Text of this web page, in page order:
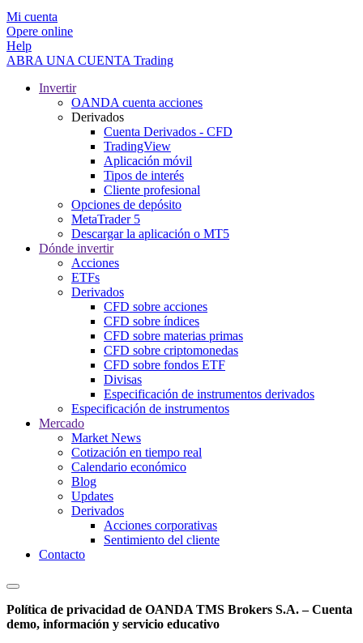
Mi cuenta
Opere online
Help
ABRA UNA CUENTA Trading
Invertir
OANDA cuenta acciones
Derivados
Cuenta Derivados - CFD
TradingView
Aplicación móvil
Tipos de interés
Cliente profesional
Opciones de depósito
MetaTrader 5
Descargar la aplicación o MT5
Dónde invertir
Acciones
ETFs
Derivados
CFD sobre acciones
CFD sobre índices
CFD sobre materias primas
CFD sobre criptomonedas
CFD sobre fondos ETF
Divisas
Especificación de instrumentos derivados
Especificación de instrumentos
Mercado
Market News
Cotización en tiempo real
Calendario económico
Blog
Updates
Derivados
Acciones corporativas
Sentimiento del cliente
Contacto
Política de privacidad de OANDA TMS Brokers S.A. – Cuenta
demo, información y servicio educativo